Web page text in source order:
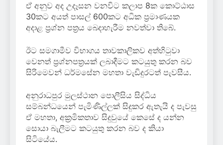
ඒ අනුව අද උදෑසන වනවිට කලාප 8ක කොට්ඨාස
30කට අයත් පාසල් 600කට අධික ප්‍රමාණයක
අදාළ ප්‍රශ්න පත්‍රය බෙදාහැරීම නවත්වා තිබේ.
ඊට සමගාමීව විභාගය තාවකාලිකව අත්හිටුවා
වෙනත් ප්‍රශ්නපත්‍රයක් ලබාදීමට කටයුතු කරන බව
සිරිමෙවන් ධර්මසේන මහතා වැඩිදුරටත් පැවසීය.
අනුරාධපුර මුලස්ථාන පොලීසිය සිද්ධිය
සම්බන්ධයෙන් පැමිණිල්ලක් සිදුකර ඇතැයි ද පැවසු
ඒ මහතා, අක්‍රමිකතාව සිදුවුයේ කෙසේ ද යන්න
සොයා බැලීමට කටයුතු කරන බව ද කියා
සිටියේය.